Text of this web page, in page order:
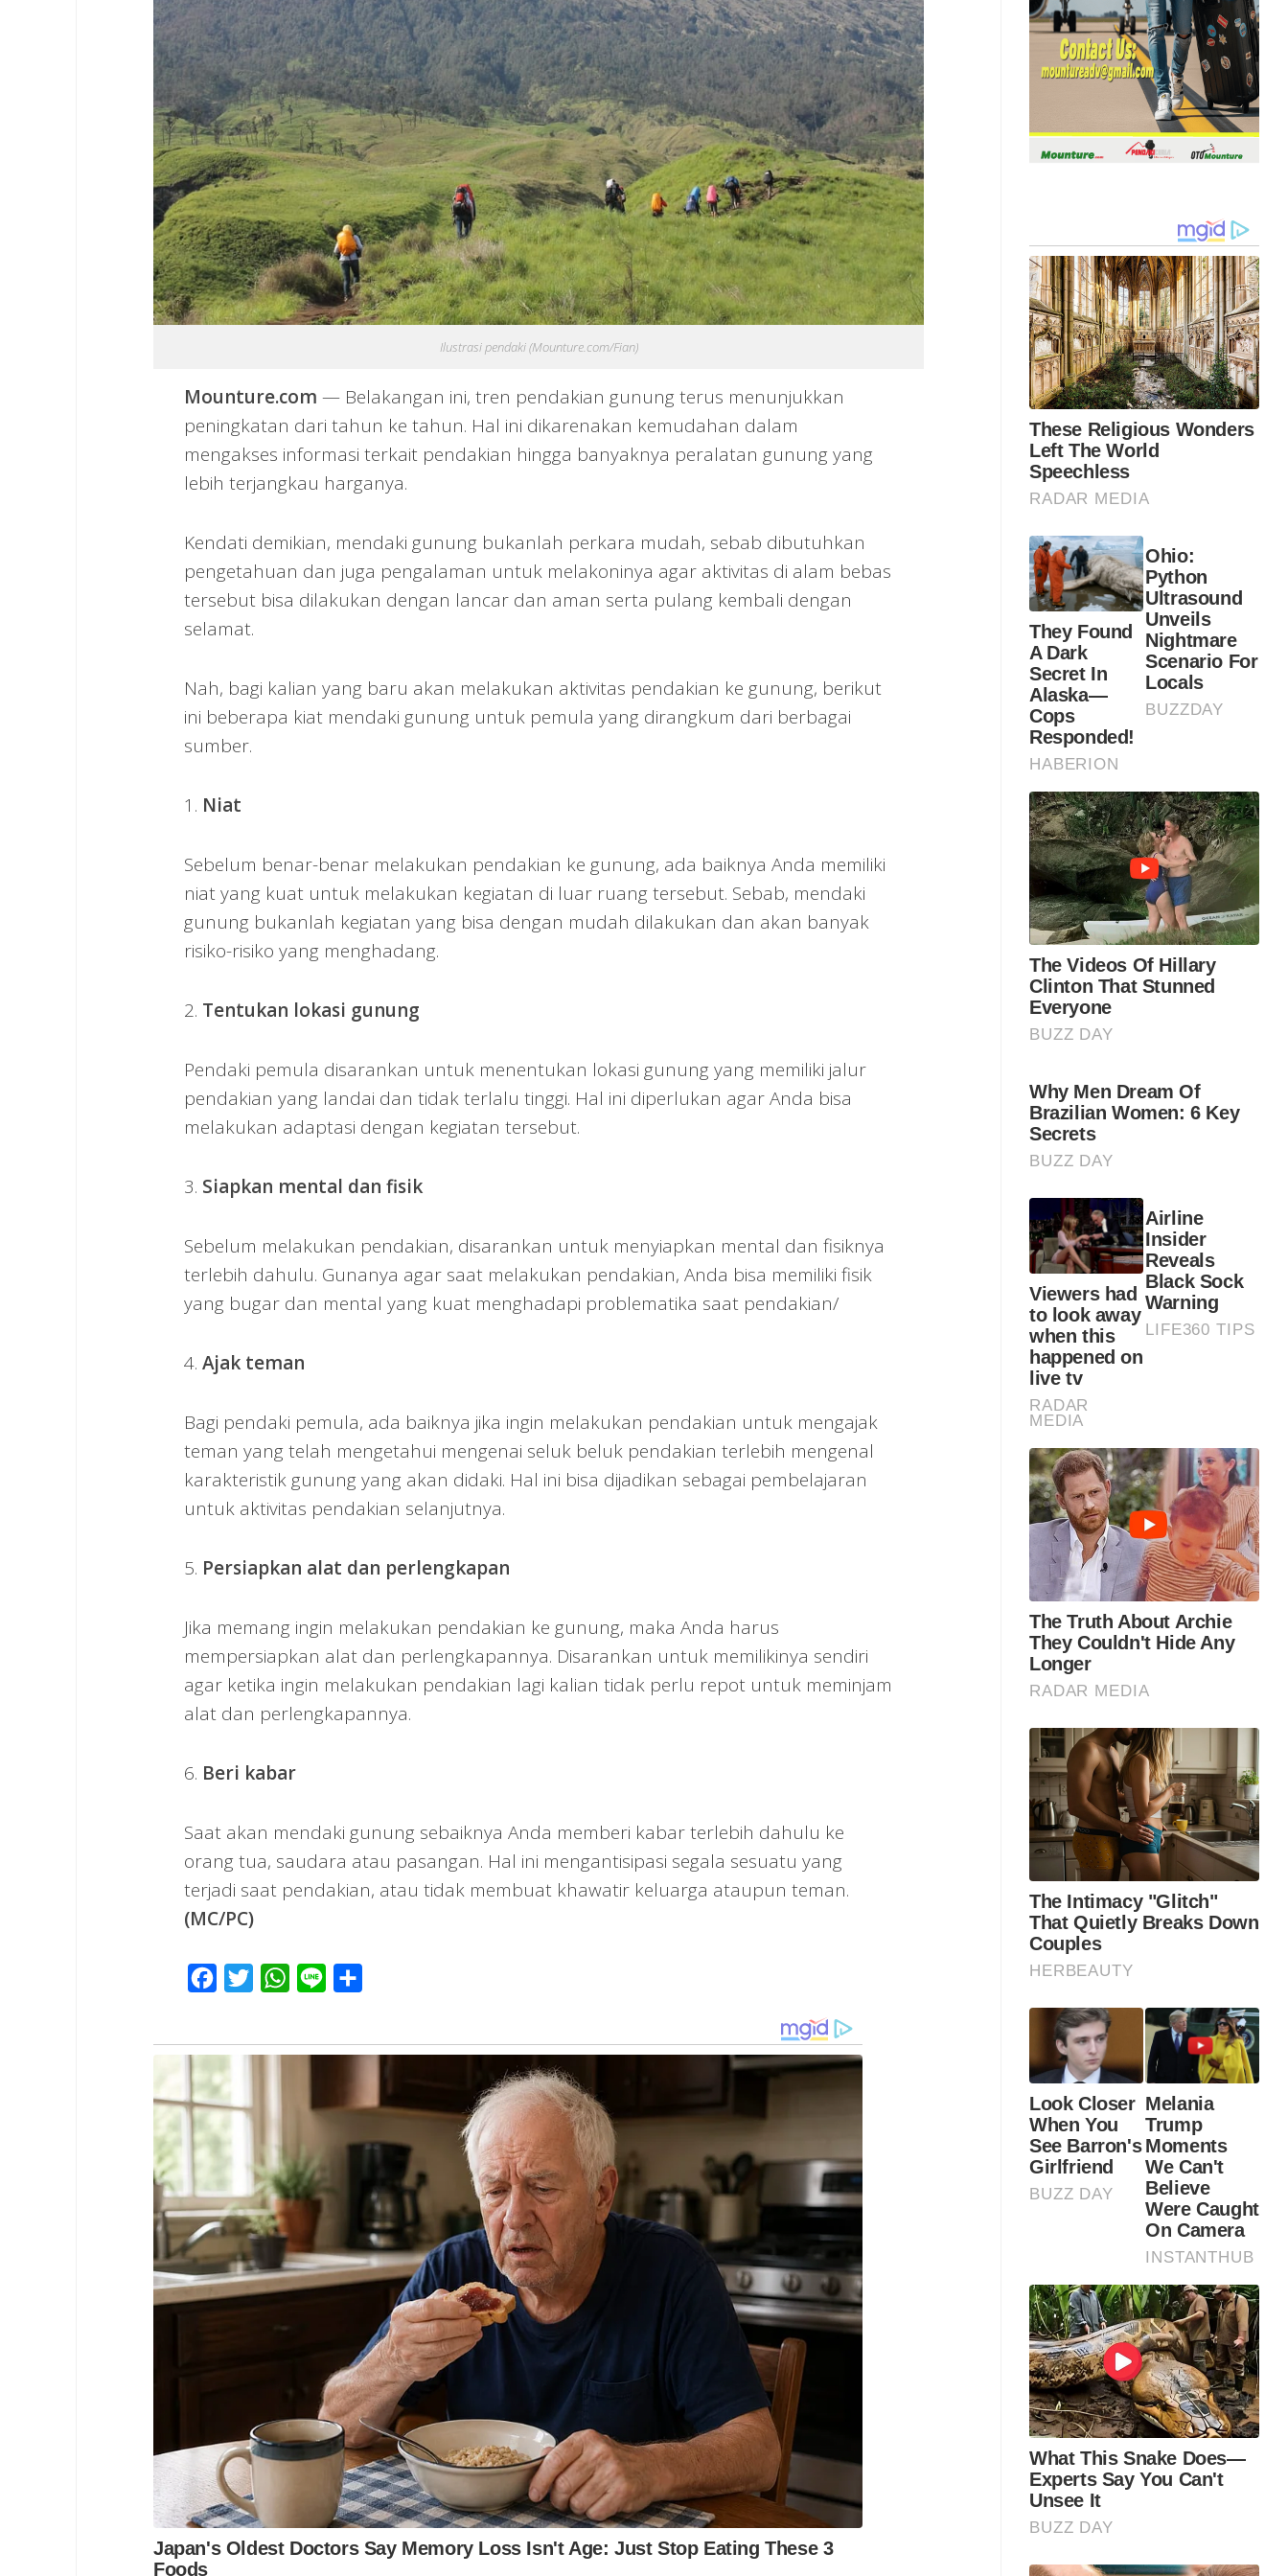
Ilustrasi pendaki (Mounture.com/Fian)
Mounture.com — Belakangan ini, tren pendakian gunung terus menunjukkan
peningkatan dari tahun ke tahun. Hal ini dikarenakan kemudahan dalam
mengakses informasi terkait pendakian hingga banyaknya peralatan gunung yang
lebih terjangkau harganya.
Kendati demikian, mendaki gunung bukanlah perkara mudah, sebab dibutuhkan
pengetahuan dan juga pengalaman untuk melakoninya agar aktivitas di alam bebas
tersebut bisa dilakukan dengan lancar dan aman serta pulang kembali dengan
selamat.
Nah, bagi kalian yang baru akan melakukan aktivitas pendakian ke gunung, berikut
ini beberapa kiat mendaki gunung untuk pemula yang dirangkum dari berbagai
sumber.
1. Niat
Sebelum benar-benar melakukan pendakian ke gunung, ada baiknya Anda memiliki
niat yang kuat untuk melakukan kegiatan di luar ruang tersebut. Sebab, mendaki
gunung bukanlah kegiatan yang bisa dengan mudah dilakukan dan akan banyak
risiko-risiko yang menghadang.
2. Tentukan lokasi gunung
Pendaki pemula disarankan untuk menentukan lokasi gunung yang memiliki jalur
pendakian yang landai dan tidak terlalu tinggi. Hal ini diperlukan agar Anda bisa
melakukan adaptasi dengan kegiatan tersebut.
3. Siapkan mental dan fisik
Sebelum melakukan pendakian, disarankan untuk menyiapkan mental dan fisiknya
terlebih dahulu. Gunanya agar saat melakukan pendakian, Anda bisa memiliki fisik
yang bugar dan mental yang kuat menghadapi problematika saat pendakian/
4. Ajak teman
Bagi pendaki pemula, ada baiknya jika ingin melakukan pendakian untuk mengajak
teman yang telah mengetahui mengenai seluk beluk pendakian terlebih mengenal
karakteristik gunung yang akan didaki. Hal ini bisa dijadikan sebagai pembelajaran
untuk aktivitas pendakian selanjutnya.
5. Persiapkan alat dan perlengkapan
Jika memang ingin melakukan pendakian ke gunung, maka Anda harus
mempersiapkan alat dan perlengkapannya. Disarankan untuk memilikinya sendiri
agar ketika ingin melakukan pendakian lagi kalian tidak perlu repot untuk meminjam
alat dan perlengkapannya.
6. Beri kabar
Saat akan mendaki gunung sebaiknya Anda memberi kabar terlebih dahulu ke
orang tua, saudara atau pasangan. Hal ini mengantisipasi segala sesuatu yang
terjadi saat pendakian, atau tidak membuat khawatir keluarga ataupun teman.
(MC/PC)
Facebook
Twitter WhatsApp
Line